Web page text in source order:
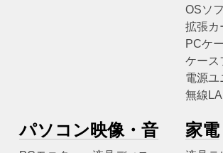
OSソ
拡張カ
PCケ
ケース
電源ユ
無線
パソコン映像・音 家電